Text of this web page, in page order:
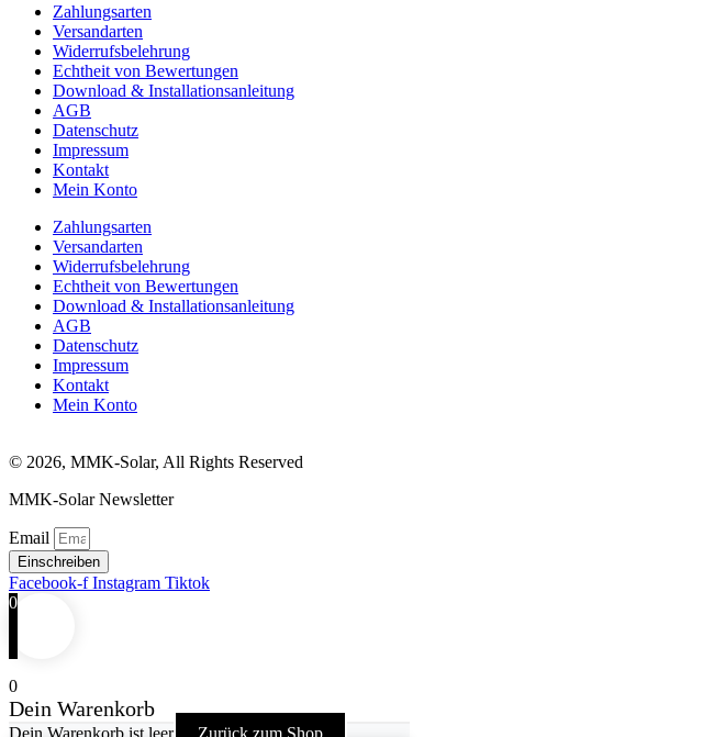
Zahlungsarten
Versandarten
Widerrufsbelehrung
Echtheit von Bewertungen
Download & Installationsanleitung
AGB
Datenschutz
Impressum
Kontakt
Mein Konto
Zahlungsarten
Versandarten
Widerrufsbelehrung
Echtheit von Bewertungen
Download & Installationsanleitung
AGB
Datenschutz
Impressum
Kontakt
Mein Konto
© 2026, MMK-Solar, All Rights Reserved
MMK-Solar Newsletter
Email
Einschreiben
Facebook-f Instagram Tiktok
0
0
Dein Warenkorb
Dein Warenkorb ist leer Zurück zum Shop